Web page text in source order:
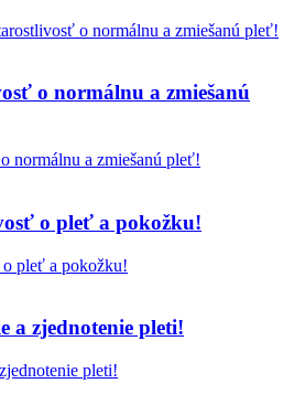
o normálnu a zmiešanú
o pleť a pokožku!
a zjednotenie pleti!